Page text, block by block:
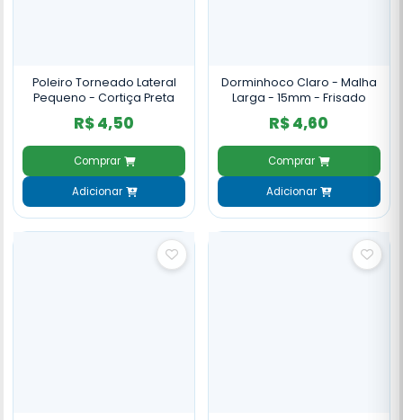
Poleiro Torneado Lateral
Pequeno - Cortiça Preta
R$ 4,50
Comprar
Adicionar
Dorminhoco Claro - Malha
Larga - 15mm - Frisado
R$ 4,60
Comprar
Adicionar